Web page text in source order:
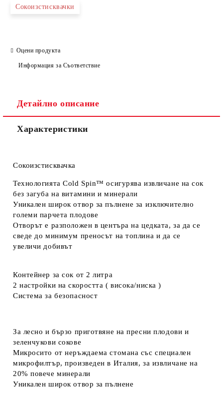
Сокоизстисквачки
Оцени продукта
Информация за Съответствие
Детайлно описание
Характеристики
Сокоизстисквачка
Технологията Cold Spin™ осигурява извличане на сок
без загуба на витамини и минерали
Уникален широк отвор за пълнене за изключително
големи парчета плодове
Отворът е разположен в центъра на цедката, за да се
сведе до минимум преносът на топлина и да се
увеличи добивът
Контейнер за сок от 2 литра
2 настройки на скоростта ( висока/ниска )
Система за безопасност
За лесно и бързо приготвяне на пресни плодови и
зеленчукови сокове
Микросито от неръждаема стомана със специален
микрофилтър, произведен в Италия, за извличане на
20% повече минерали
Уникален широк отвор за пълнене